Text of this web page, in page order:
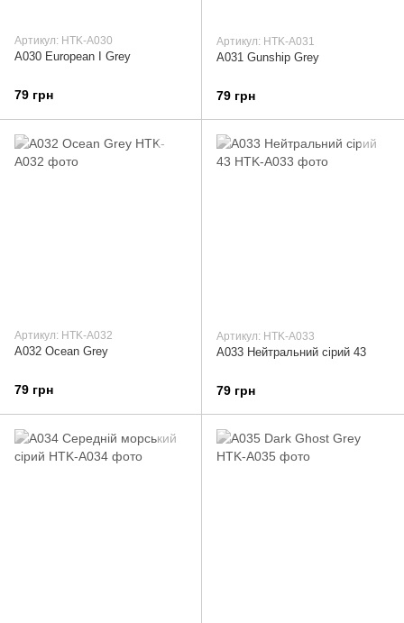
Артикул: HTK-A030
A030 European I Grey
79 грн
Артикул: HTK-A031
A031 Gunship Grey
79 грн
Артикул: HTK-A032
A032 Ocean Grey
79 грн
Артикул: HTK-A033
A033 Нейтральний сірий 43
79 грн